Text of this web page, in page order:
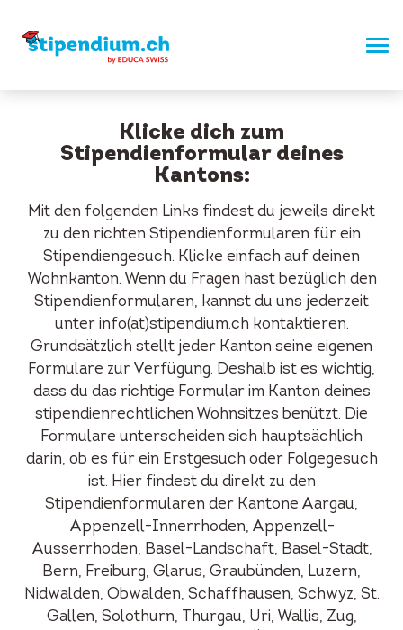
Klicke dich zum
Stipendienformular deines
Kantons:
Mit den folgenden Links findest du jeweils direkt
zu den richten Stipendienformularen für ein
Stipendiengesuch. Klicke einfach auf deinen
Wohnkanton. Wenn du Fragen hast bezüglich den
Stipendienformularen, kannst du uns jederzeit
unter info(at)stipendium.ch kontaktieren.
Grundsätzlich stellt jeder Kanton seine eigenen
Formulare zur Verfügung. Deshalb ist es wichtig,
dass du das richtige Formular im Kanton deines
stipendienrechtlichen Wohnsitzes benützt. Die
Formulare unterscheiden sich hauptsächlich
darin, ob es für ein Erstgesuch oder Folgegesuch
ist. Hier findest du direkt zu den
Stipendienformularen der Kantone Aargau,
Appenzell-Innerrhoden, Appenzell-
Ausserrhoden, Basel-Landschaft, Basel-Stadt,
Bern, Freiburg, Glarus, Graubünden, Luzern,
Nidwalden, Obwalden, Schaffhausen, Schwyz, St.
Gallen, Solothurn, Thurgau, Uri, Wallis, Zug,